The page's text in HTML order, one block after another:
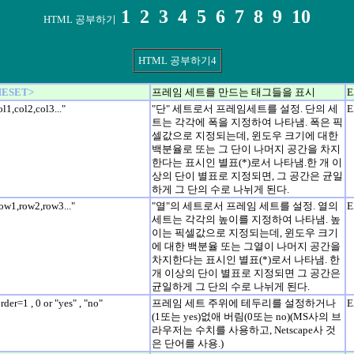
HTML 공부하기 1 2 3 4 5 6 7 8 9 10
HTML 공부하기4
프레임 세트를 만드는 태그들을 표시
"단" 세트로서 프레임세트를 설정. 단의 세
트는 각각에 폭을 지정하여 나타냄. 폭은 픽
셀값으로 지정되는데, 윈도우 크기에 대한
백분율로 또는 그 단이 나머지 공간을 차지
한다는 표시인 별표(*)로서 나타냄.한 개 이
상의 단이 별표로 지정되면, 그 공간은 균일
하게 그 단의 수로 나뉘게 된다.
"열"의 세트로서 프레임 세트를 설정. 열의
세트는 각각의 높이를 지정하여 나타냄. 높
이는 픽셀값으로 지정되는데, 윈도우 크기
에 대한 백분율 또는 그열이 나머지 공간을
차지한다는 표시인 별표(*)로서 나타냄. 한
개 이상의 단이 별표로 지정되면 그 공간은
균일하게 그 단의 수로 나뉘게 된다.
, 0 or "yes" , "no"
프레임 세트 주위에 테두리를 설정하거나
(1또는 yes)없애 버림(0또는 no)(MS사의 브
라우저는 수치를 사용하고, Netscape사 것
은 단어를 사용.)